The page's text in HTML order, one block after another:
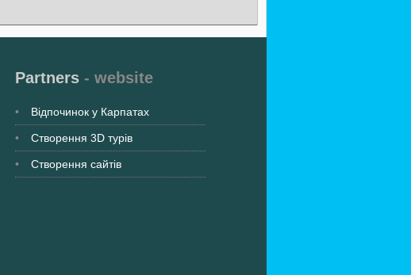
Partners - website
Відпочинок у Карпатах
Створення 3D турів
Створення сайтів